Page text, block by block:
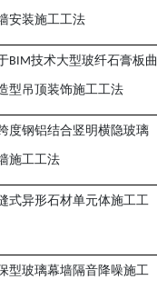
安装施工工法
BIM技术大型玻纤石膏板曲
型吊顶装饰施工工法
度钢铝结合竖明横隐玻璃
施工工法
式异形石材单元体施工工
型玻璃幕墙隔音降噪施工